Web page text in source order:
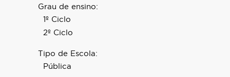
Grau de ensino:
1º Ciclo
2º Ciclo
Tipo de Escola:
Pública